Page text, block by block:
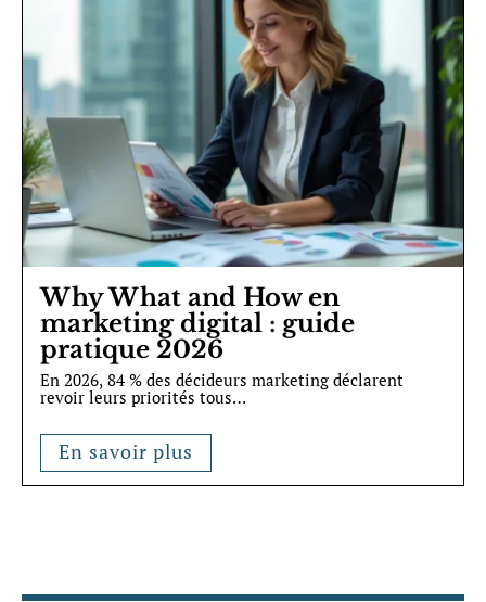
Why What and How en
marketing digital : guide
pratique 2026
En 2026, 84 % des décideurs marketing déclarent
revoir leurs priorités tous…
En savoir plus